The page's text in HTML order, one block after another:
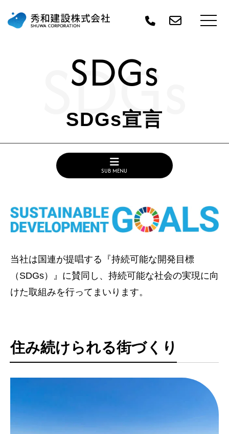
SDGs
SDGs
SDGs宣言
当社は国連が提唱する『持続可能な開発目標
（SDGs）』に賛同し、 持続可能な社会の実現に向
けた取組みを行ってまいります。
住み続けられる街づくり